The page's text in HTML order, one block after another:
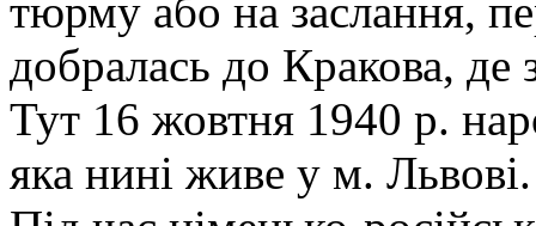
тюрму або на заслання,
добралась до Кракова, де
Тут 16 жовтня 1940 р.
яка нині живе у м. Львові.